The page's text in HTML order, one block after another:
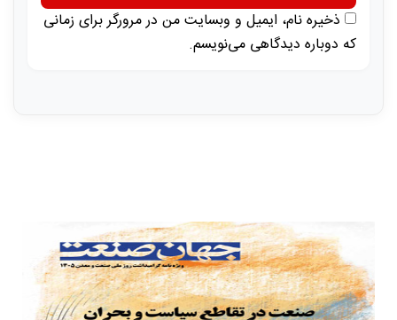
ذخیره نام، ایمیل و وبسایت من در مرورگر برای زمانی
که دوباره دیدگاهی می‌نویسم.